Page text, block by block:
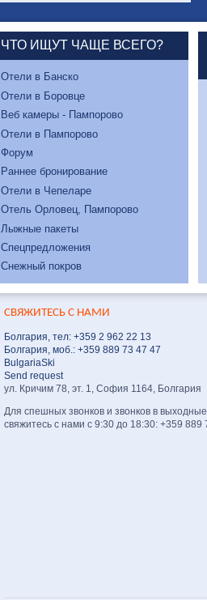
ЧТО ИЩУТ ЧАЩЕ ВСЕГО?
Отели в Банско
Отели в Боровце
Веб камеры - Пампорово
Отели в Пампорово
Форум
Раннее бронирование
Отели в Чепеларе
Отель Орловец, Пампорово
Лыжные пакеты
Спецпредложения
Снежный покров
СВЯЖИТЕСЬ С НАМИ
Болгария, тел: +359 2 962 22 13
Болгария, моб.: +359 889 73 47 47
BulgariaSki
Send request
ул. Кричим 78, эт. 1, София 1164, Болгария
Для спешных звонков и звонков в выходные
свяжитесь с нами с 9:30 до 18:30: +359 889